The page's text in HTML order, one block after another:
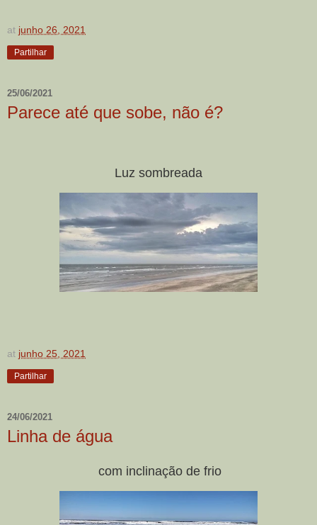
at junho 26, 2021
Partilhar
25/06/2021
Parece até que sobe, não é?
Luz sombreada
at junho 25, 2021
Partilhar
24/06/2021
Linha de água
com inclinação de frio